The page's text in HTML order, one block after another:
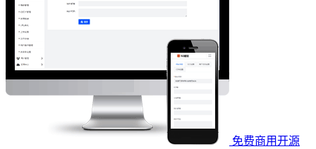
免费商用开源